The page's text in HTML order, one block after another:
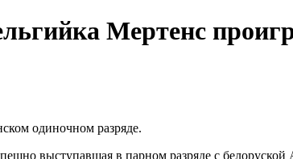
Мертенс
одиночном разряде.
выступавшая в парном разряде с